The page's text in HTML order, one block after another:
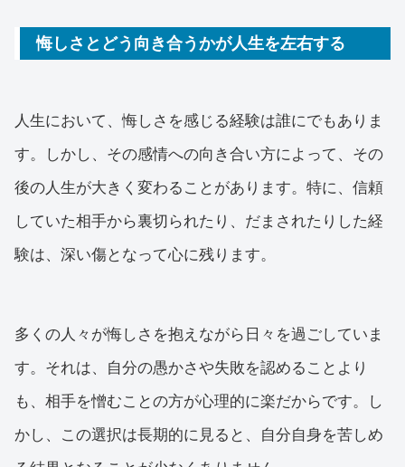
悔しさとどう向き合うかが人生を左右する
人生において、悔しさを感じる経験は誰にでもありま
す。しかし、その感情への向き合い方によって、その
後の人生が大きく変わることがあります。特に、信頼
していた相手から裏切られたり、だまされたりした経
験は、深い傷となって心に残ります。
多くの人々が悔しさを抱えながら日々を過ごしていま
す。それは、自分の愚かさや失敗を認めることより
も、相手を憎むことの方が心理的に楽だからです。し
かし、この選択は長期的に見ると、自分自身を苦しめ